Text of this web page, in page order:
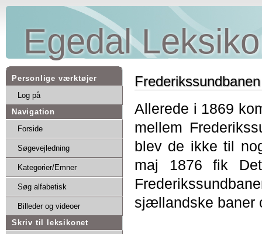
Egedal
Personlige værktøjer
Log på
Navigation
Forside
Søgevejledning
Kategorier/Emner
Søg alfabetisk
Billeder og videoer
Skriv til leksikonet
Frederikssundbanen
Allerede i 1869
mellem
blev de ikke til
maj 1876 fik
sjællandske baner